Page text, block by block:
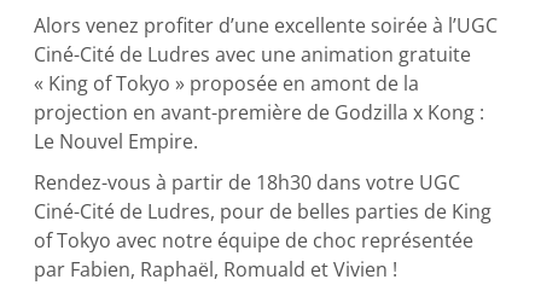
Alors venez profiter d’une excellente soirée à l’UGC
Ciné-Cité de Ludres avec une animation gratuite
« King of Tokyo » proposée en amont de la
projection en avant-première de Godzilla x Kong :
Le Nouvel Empire.
Rendez-vous à partir de 18h30 dans votre UGC
Ciné-Cité de Ludres, pour de belles parties de King
of Tokyo avec notre équipe de choc représentée
par Fabien, Raphaël, Romuald et Vivien !